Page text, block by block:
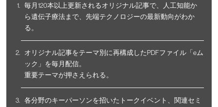
毎月120本以上更新されるオリジナル記事で、人工知能か
ら遺伝子療法まで、先端テクノロジーの最新動向がわか
る。
オリジナル記事をテーマ別に再構成したPDFファイル「eム
ック」を毎月配信。
重要テーマが押さえられる。
各分野のキーパーソンを招いたトークイベント、関連セミ